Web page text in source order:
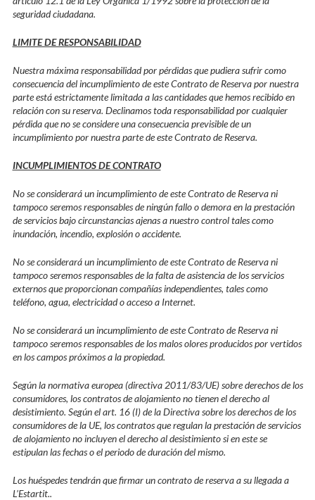
seguridad ciudadana.
LIMITE DE RESPONSABILIDAD
Nuestra máxima responsabilidad por pérdidas que pudiera sufrir como
consecuencia del incumplimiento de este Contrato de Reserva por nuestra
parte está estrictamente limitada a las cantidades que hemos recibido en
relación con su reserva. Declinamos toda responsabilidad por cualquier
pérdida que no se considere una consecuencia previsible de un
incumplimiento por nuestra parte de este Contrato de Reserva.
INCUMPLIMIENTOS DE CONTRATO
No se considerará un incumplimiento de este Contrato de Reserva ni
tampoco seremos responsables de ningún fallo o demora en la prestación
de servicios bajo circunstancias ajenas a nuestro control tales como
inundación, incendio, explosión o accidente.
No se considerará un incumplimiento de este Contrato de Reserva ni
tampoco seremos responsables de la falta de asistencia de los servicios
externos que proporcionan compañías independientes, tales como
teléfono, agua, electricidad o acceso a Internet.
No se considerará un incumplimiento de este Contrato de Reserva ni
tampoco seremos responsables de los malos olores producidos por vertidos
en los campos próximos a la propiedad.
Según la normativa europea (directiva 2011/83/UE) sobre derechos de los
consumidores, los contratos de alojamiento no tienen el derecho al
desistimiento. Según el art. 16 (I) de la Directiva sobre los derechos de los
consumidores de la UE, los contratos que regulan la prestación de servicios
de alojamiento no incluyen el derecho al desistimiento si en este se
estipulan las fechas o el periodo de duración del mismo.
Los huéspedes tendrán que firmar un contrato de reserva a su llegada a
L’Estartit..